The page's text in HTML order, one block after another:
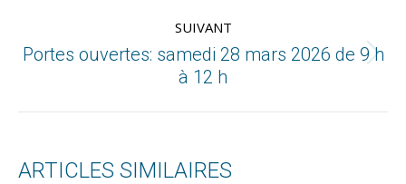
SUIVANT
Portes ouvertes: samedi 28 mars 2026 de 9 h
à 12 h
ARTICLES SIMILAIRES